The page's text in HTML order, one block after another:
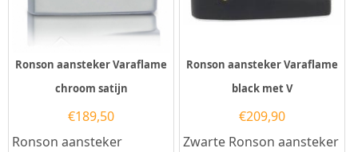
Ronson aansteker Varaflame
chroom satijn
€189,50
Ronson aansteker
Ronson aansteker Varaflame
black met V
€209,90
Zwarte Ronson aansteker